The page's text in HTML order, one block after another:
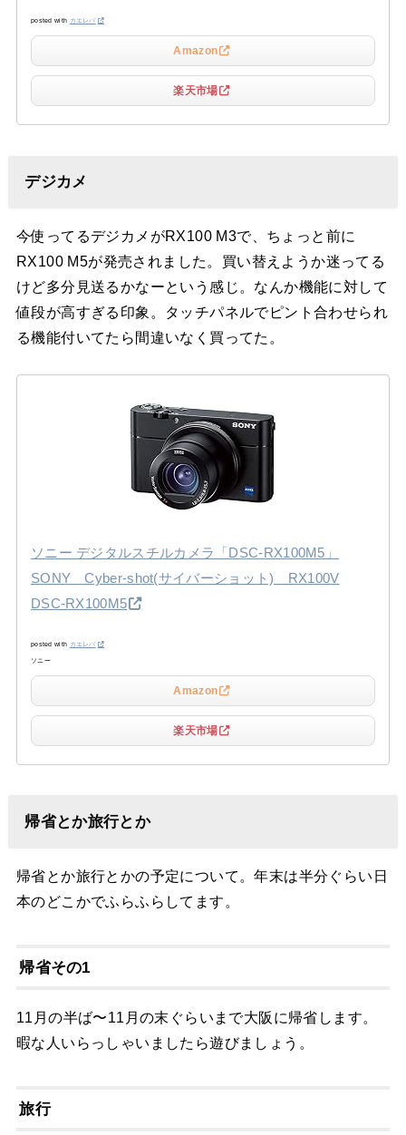
posted with カエレバ
Amazon
楽天市場
デジカメ
今使ってるデジカメがRX100 M3で、ちょっと前に
RX100 M5が発売されました。買い替えようか迷ってる
けど多分見送るかなーという感じ。なんか機能に対して
値段が高すぎる印象。タッチパネルでピント合わせられ
る機能付いてたら間違いなく買ってた。
ソニー デジタルスチルカメラ「DSC-RX100M5」
SONY Cyber-shot(サイバーショット) RX100V
DSC-RX100M5
posted with カエレバ
ソニー
Amazon
楽天市場
帰省とか旅行とか
帰省とか旅行とかの予定について。年末は半分ぐらい日
本のどこかでふらふらしてます。
帰省その1
11月の半ば〜11月の末ぐらいまで大阪に帰省します。
暇な人いらっしゃいましたら遊びましょう。
旅行